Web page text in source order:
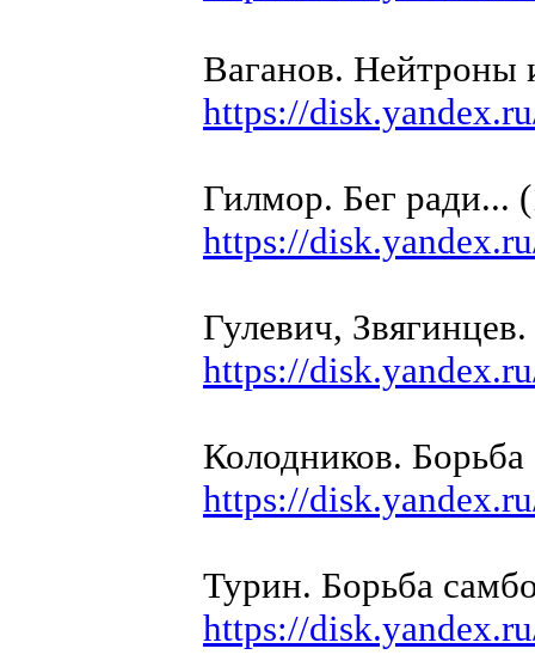
Ваганов. Нейтроны
https://
Гилмор. Бег ради...
https://
Гулевич,
https://
Колодников.
https://
Турин. Борьба
https://